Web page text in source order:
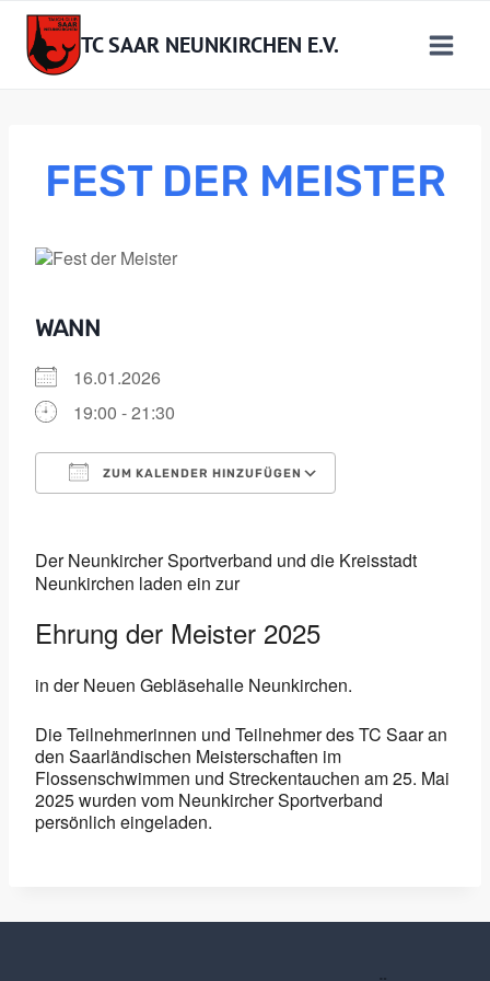
Zum
Inhalt
springen
TC SAAR NEUNKIRCHEN E.V.
FEST DER MEISTER
WANN
16.01.2026
19:00 - 21:30
ZUM KALENDER HINZUFÜGEN
Der Neunkircher Sportverband und die Kreisstadt
Neunkirchen laden ein zur
Ehrung der Meister 2025
in der Neuen Gebläsehalle Neunkirchen.
Die Teilnehmerinnen und Teilnehmer des TC Saar an
den Saarländischen Meisterschaften im
Flossenschwimmen und Streckentauchen am 25. Mai
2025 wurden vom Neunkircher Sportverband
persönlich eingeladen.